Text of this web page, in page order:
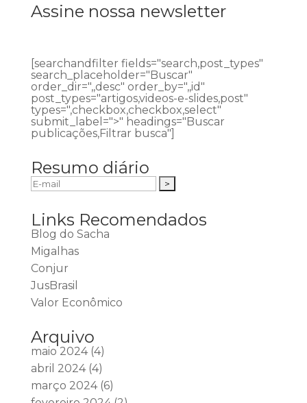
Assine nossa newsletter
[searchandfilter fields="search,post_types"
search_placeholder="Buscar"
order_dir=",,desc" order_by=",,id"
post_types="artigos,videos-e-slides,post"
types=",checkbox,checkbox,select"
submit_label=">" headings="Buscar
publicações,Filtrar busca"]
Resumo diário
Links Recomendados
Blog do Sacha
Migalhas
Conjur
JusBrasil
Valor Econômico
Arquivo
maio 2024(4)
abril 2024(4)
março 2024(6)